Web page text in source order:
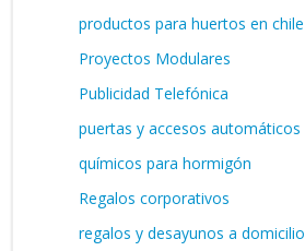
productos para huertos en chile
Proyectos Modulares
Publicidad Telefónica
puertas y accesos automáticos
químicos para hormigón
Regalos corporativos
regalos y desayunos a domicilio